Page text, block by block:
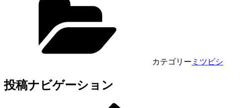
カテゴリー ミツビシ
投稿ナビゲーション